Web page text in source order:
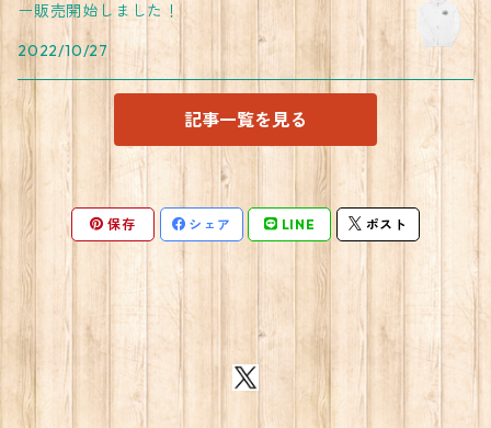
ー販売開始しました！
2022/10/27
記事一覧を見る
保存 シェア LINE ポスト